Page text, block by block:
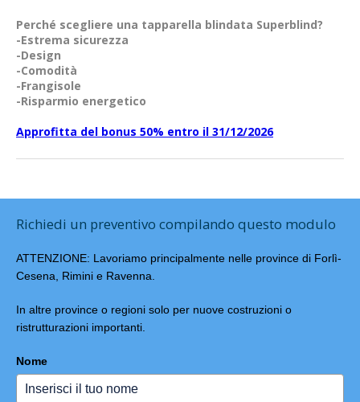
Perché scegliere una tapparella blindata Superblind?
-Estrema sicurezza
-Design
-Comodità
-Frangisole
-Risparmio energetico
Approfitta del bonus 50% entro il 31/12/2026
Richiedi un preventivo compilando questo modulo
ATTENZIONE: Lavoriamo principalmente nelle province di Forlì-
Cesena, Rimini e Ravenna.
In altre province o regioni solo per nuove costruzioni o
ristrutturazioni importanti.
Nome